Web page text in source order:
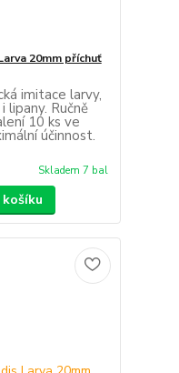
20mm příchuť
imitace larvy,
lipany. Ručně
10 ks ve
účinnost.
Skladem 7 bal